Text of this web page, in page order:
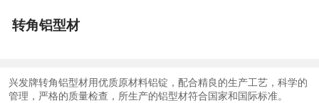
转角铝型材
兴发牌转角铝型材用优质原材料铝锭，配合精良的生产工艺，科学的
管理，严格的质量检查，所生产的铝型材符合国家和国际标准。